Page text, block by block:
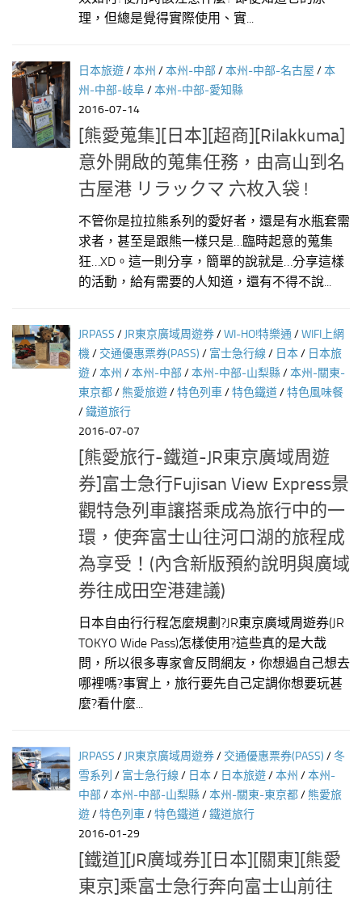
理，但總是覺得實際使用、實...
日本旅遊/本州 /本州-中部 /本州-中部-名古屋 /本
州-中部-岐阜/本州-中部-愛知縣
2016-07-14
[熊愛蒐集][日本][超商][Rilakkuma]
意外開啟的蒐集任務，由高山到名
古屋港 リラックマ 六枚入袋 !
不管你是拉拉熊系列的愛好者，還是有水瓶套需
求者，甚至是跟熊一樣只是…臨時起意的蒐集
狂…XD。這一則分享，簡單的說就是…分享這樣
的活動，給有需要的人知道，還有不得不說...
JRPASS / JR東京廣域周遊券/WI-HO!特樂通 /WIFI上網
機/ 交通優惠票券(PASS) / 富士急行線 / 日本/ 日本旅
遊/本州 /本州-中部 /本州-中部-山梨縣/本州-關東-
東京都/ 熊愛旅遊/特色列車/特色鐵道/特色風味餐
/鐵道旅行
2016-07-07
[熊愛旅行-鐵道-JR東京廣域周遊
券]富士急行Fujisan View Express景
觀特急列車讓搭乘成為旅行中的一
環，使奔富士山往河口湖的旅程成
為享受！(內含新版預約說明與廣域
券往成田空港建議)
日本自由行行程怎麼規劃?JR東京廣域周遊券(JR
TOKYO Wide Pass)怎樣使用?這些真的是大哉
問，所以很多專家會反問網友，你想過自己想去
哪裡嗎?事實上，旅行要先自己定調你想要玩甚
麼?看什麼...
JRPASS / JR東京廣域周遊券/ 交通優惠票券(PASS) /冬
雪系列 / 富士急行線 / 日本/ 日本旅遊/本州 /本州-
中部 /本州-中部-山梨縣/本州-關東-東京都/ 熊愛旅
遊/特色列車/特色鐵道/鐵道旅行
2016-01-29
[鐵道][JR廣域券][日本][關東][熊愛
東京]乘富士急行奔向富士山前往